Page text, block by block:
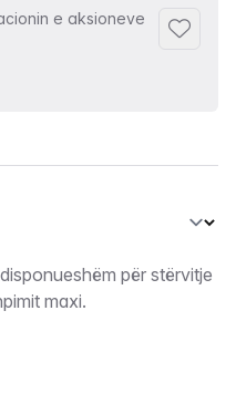
e aksioneve
Shto
për stërvitje
maxi.